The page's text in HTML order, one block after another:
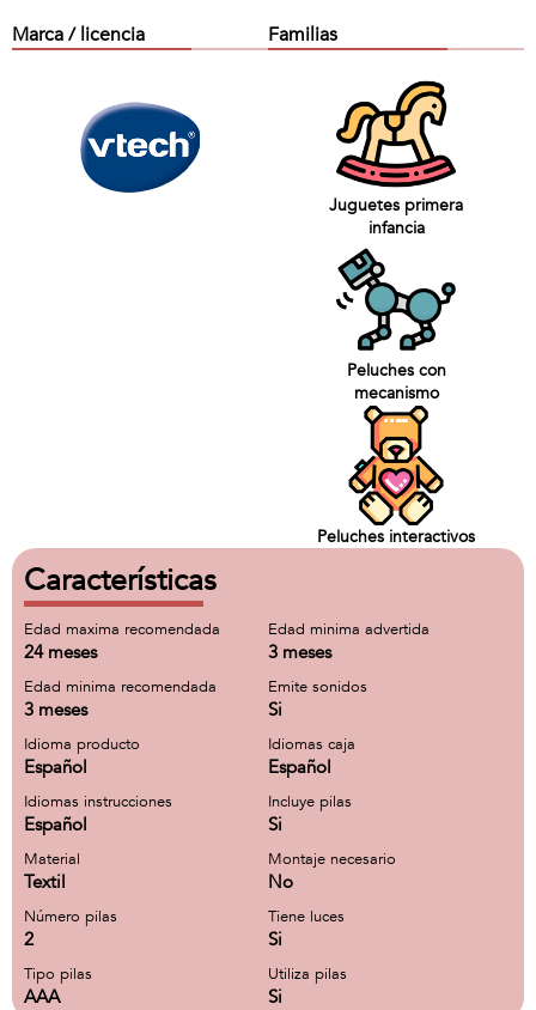
Marca / licencia Familias
Juguetes primera
infancia
Peluches con
mecanismo
Peluches interactivos
Características
Edad maxima recomendada
24 meses
Edad minima advertida
3 meses
Edad minima recomendada
3 meses
Emite sonidos
Si
Idioma producto
Español
Idiomas caja
Español
Idiomas instrucciones
Español
Incluye pilas
Si
Material
Textil
Montaje necesario
No
Número pilas
2
Tiene luces
Si
Tipo pilas
AAA
Utiliza pilas
Si